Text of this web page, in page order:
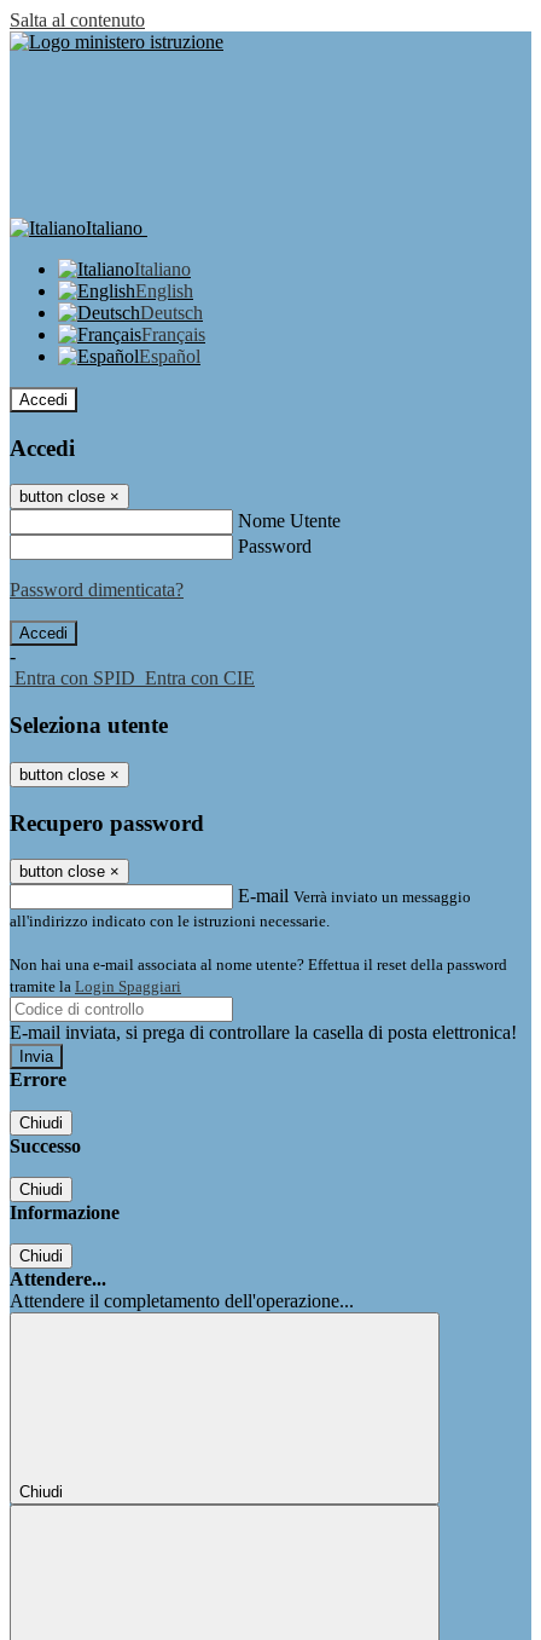
Salta al contenuto
Italiano
Italiano
English
Deutsch
Français
Español
Accedi
Accedi
button close ×
Nome Utente
Password
Password dimenticata?
-
Entra con SPID Entra con CIE
Seleziona utente
button close ×
Recupero password
button close ×
E-mail Verrà inviato un messaggio
all'indirizzo indicato con le istruzioni necessarie.
Non hai una e-mail associata al nome utente? Effettua il reset della password
tramite la Login Spaggiari
E-mail inviata, si prega di controllare la casella di posta elettronica!
Errore
Chiudi
Successo
Chiudi
Informazione
Chiudi
Attendere...
Attendere il completamento dell'operazione...
Chiudi